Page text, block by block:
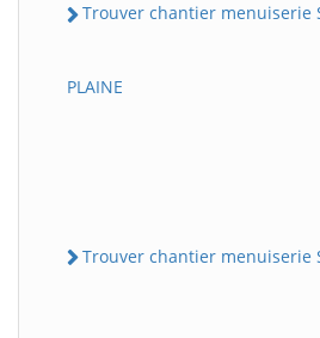
Trouver chantier menuiserie
PLAINE
Trouver chantier menuiserie